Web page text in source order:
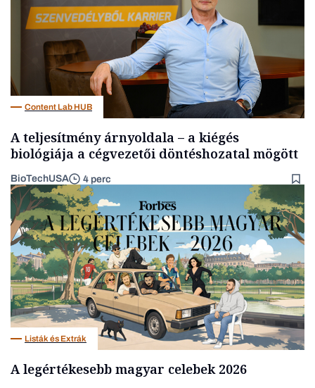
Content Lab HUB
A teljesítmény árnyoldala – a kiégés
biológiája a cégvezetői döntéshozatal mögött
BioTechUSA 4 perc
Listák és Extrák
A legértékesebb magyar celebek 2026